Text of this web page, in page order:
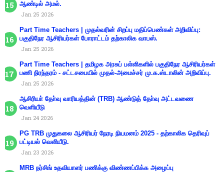
ஆண்டில் அமல்.
Jan 25 2026
Part Time Teachers | முதல்வரின் சிறப்பு மதிப்பெண்கள் அறிவிப்பு:
பகுதிநேர ஆசிரியர்கள் போராட்டம் தற்காலிக வாபஸ்.
Jan 25 2026
Part Time Teachers | தமிழக அரசுப் பள்ளிகளில் பகுதிநேர ஆசிரியர்கள்
பணி நிரந்தரம் - சட்டசபையில் முதல்-அமைச்சர் மு.க.ஸ்டாலின் அறிவிப்பு.
Jan 25 2026
ஆசிரியா் தோ்வு வாரியத்தின் (TRB) ஆண்டுத் தோ்வு அட்டவணை
வெளியீடு
Jan 24 2026
PG TRB முதுகலை ஆசிரியர் நேரடி நியமனம் 2025 - தற்காலிக தெரிவுப்
பட்டியல் வெளியீடு.
Jan 23 2026
MRB நர்சிங் உதவியாளர் பணிக்கு விண்ணப்பிக்க அழைப்பு